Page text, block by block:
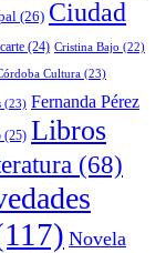
(26) Ciudad
(24) Cristina Bajo (22)
Cultura (23)
(23) Fernanda Pérez
(25) Libros
(68)
Novela